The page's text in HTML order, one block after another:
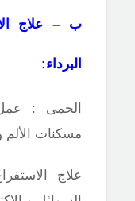
ب – علاج
البرداء:
الحمى :
مسكنات
علاج